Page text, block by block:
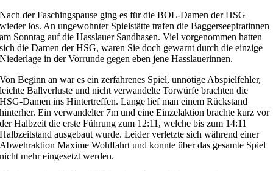
Nach der Faschingspause ging es für die BOL-Damen der HSG
wieder los. An ungewohnter Spielstätte trafen die Baggerseepiratinnen
am Sonntag auf die Hasslauer Sandhasen. Viel vorgenommen hatten
sich die Damen der HSG, waren Sie doch gewarnt durch die einzige
Niederlage in der Vorrunde gegen eben jene Hasslauerinnen.
Von Beginn an war es ein zerfahrenes Spiel, unnötige Abspielfehler,
leichte Ballverluste und nicht verwandelte Torwürfe brachten die
HSG-Damen ins Hintertreffen. Lange lief man einem Rückstand
hinterher. Ein verwandelter 7m und eine Einzelaktion brachte kurz vor
der Halbzeit die erste Führung zum 12:11, welche bis zum 14:11
Halbzeitstand ausgebaut wurde. Leider verletzte sich während einer
Abwehraktion Maxime Wohlfahrt und konnte über das gesamte Spiel
nicht mehr eingesetzt werden.